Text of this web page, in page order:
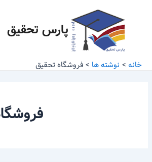
پارس تحقیق
خانه نوشته ها فروشگاه تحقیق